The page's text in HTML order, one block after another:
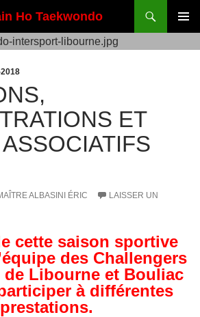
Ho Taekwondo
ET
ALBASINI ÉRIC
LAISSER UN
cette saison sportive
des Challengers
de Libourne et Bouliac
à différentes
prestations.